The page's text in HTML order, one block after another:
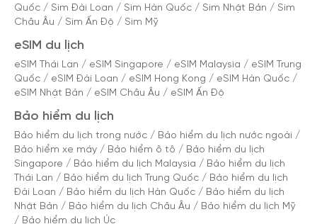
Quốc / Sim Đài Loan / Sim Hàn Quốc / Sim Nhật Bản / Sim
Châu Âu / Sim Ấn Độ / Sim Mỹ
eSIM du lịch
eSIM Thái Lan / eSIM Singapore / eSIM Malaysia / eSIM Trung
Quốc / eSIM Đài Loan / eSIM Hong Kong / eSIM Hàn Quốc /
eSIM Nhật Bản / eSIM Châu Âu / eSIM Ấn Độ
Bảo hiểm du lịch
Bảo hiểm du lịch trong nước / Bảo hiểm du lịch nước ngoài /
Bảo hiểm xe máy / Bảo hiểm ô tô / Bảo hiểm du lịch
Singapore / Bảo hiểm du lịch Malaysia / Bảo hiểm du lịch
Thái Lan / Bảo hiểm du lịch Trung Quốc / Bảo hiểm du lịch
Đài Loan / Bảo hiểm du lịch Hàn Quốc / Bảo hiểm du lịch
Nhật Bản / Bảo hiểm du lịch Châu Âu / Bảo hiểm du lịch Mỹ
/ Bảo hiểm du lịch Úc